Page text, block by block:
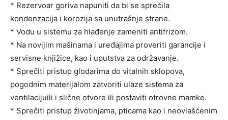
* Rezervoar goriva napuniti da bi se sprečila
kondenzacija i korozija sa unutrašnje strane.
* Vodu u sistemu za hlađenje zameniti antifrizom.
* Na novijim mašinama i uređajima proveriti garancije i
servisne knjižice, kao i uputstva za održavanje.
* Sprečiti pristup glodarima do vitalnih sklopova,
pogodnim materijalom zatvoriti ulaze sistema za
ventilacijuili i slične otvore ili postaviti otrovne mamke.
* Sprečiti pristup životinjama, pticama kao i neovlašćenim